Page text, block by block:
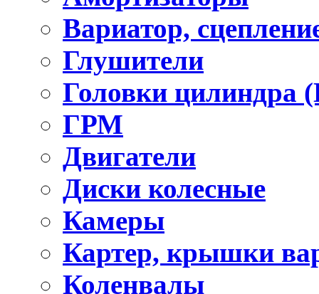
Вариатор,
Глушители
Головки цилиндра
ГРМ
Двигатели
Диски колесные
Камеры
Картер, крышки
Коленвалы